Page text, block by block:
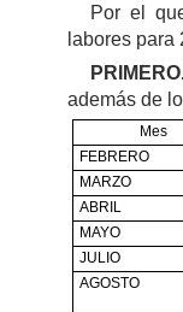
Por el
labores para
además de
Mes
FEBRERO
MARZO
ABRIL
MAYO
JULIO
AGOSTO